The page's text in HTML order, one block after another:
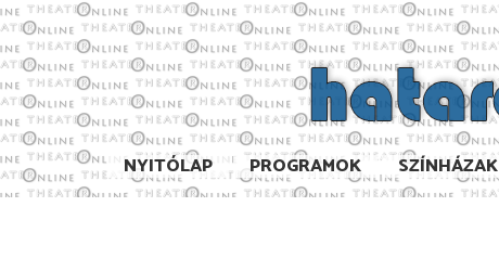
NYITÓLAP PROGRAMOK SZÍNHÁZAK